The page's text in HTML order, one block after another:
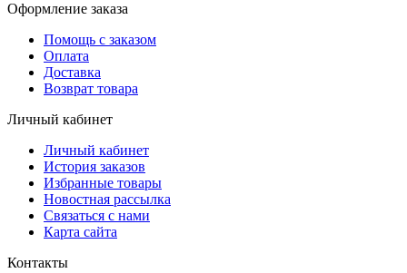
Оформление заказа
Помощь с заказом
Оплата
Доставка
Возврат товара
Личный кабинет
Личный кабинет
История заказов
Избранные товары
Новостная рассылка
Связаться с нами
Карта сайта
Контакты